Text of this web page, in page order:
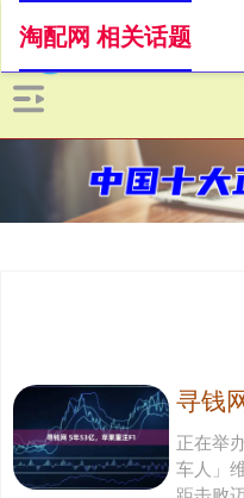
淘配网 相关话题
寻钱
正在举
车人」